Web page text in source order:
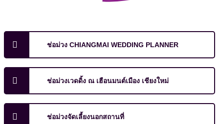
ช่อม่วง CHIANGMAI WEDDING PLANNER
ช่อม่วงเวดดิ้ง ณ เฮือนมนต์เมือง เชียงใหม่
ช่อม่วงจัดเลี้ยงนอกสถานที่